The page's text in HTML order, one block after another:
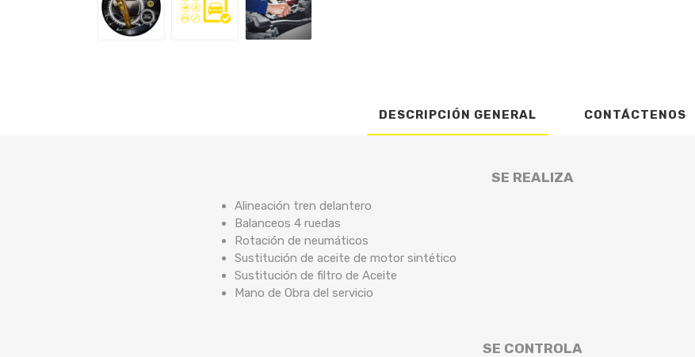
DESCRIPCIÓN GENERAL CONTÁCTENOS
SE REALIZA
Alineación tren delantero
Balanceos 4 ruedas
Rotación de neumáticos
Sustitución de aceite de motor sintético
Sustitución de filtro de Aceite
Mano de Obra del servicio
SE CONTROLA